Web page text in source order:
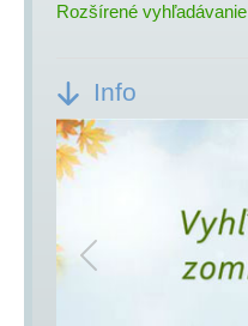
Rozšírené vyhľadávanie
Info
Previous